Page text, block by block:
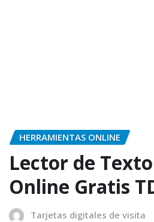
HERRAMIENTAS ONLINE
Lector de
Online Gratis
Tarjetas digitales de visita